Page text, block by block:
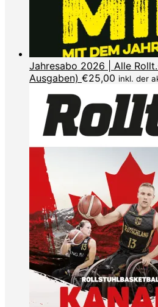
Jahresabo 2026 | Alle
Ausgaben) €25,00 inkl. der